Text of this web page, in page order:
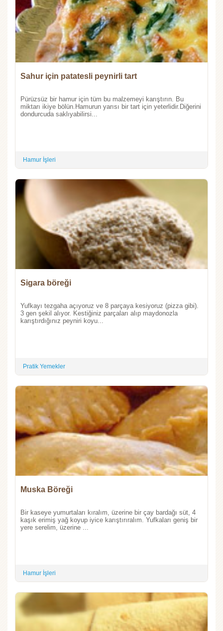
Sahur için patatesli peynirli tart
Pürüzsüz bir hamur için tüm bu malzemeyi karıştırın. Bu
miktarı ikiye bölün.Hamurun yarısı bir tart için yeterlidir.Diğerini
dondurcuda saklıyabilirsi...
Hamur İşleri
Sigara böreği
Yufkayı tezgaha açıyoruz ve 8 parçaya kesiyoruz (pizza gibi).
3 gen şekil alıyor. Kestiğiniz parçaları alıp maydonozla
karıştırdığınız peyniri koyu...
Pratik Yemekler
Muska Böreği
Bir kaseye yumurtaları kıralım, üzerine bir çay bardağı süt, 4
kaşık erimiş yağ koyup iyice karıştırıralım. Yufkaları geniş bir
yere serelim, üzerine ...
Hamur İşleri